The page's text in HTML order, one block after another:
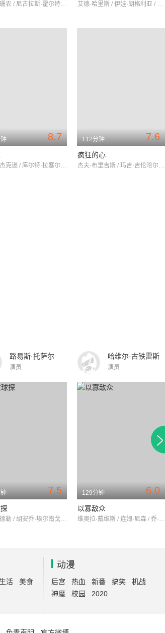
迈克尔·珊农 / 尼古拉斯·霍尔特 / 艾丽·范宁 艾德·哈里斯 / 伊娃·朗格利亚 / 迈克尔·佩纳
8.7
塞缪尔·杰克逊 / 库尔特·拉塞尔 / 詹妮弗·杰森·李
7.6
112分钟
疯狂的心
杰夫·布里吉斯 / 玛吉·吉伦哈尔 / 科林·法瑞尔
路易斯·托萨尔
演员
哈维尔·古铁雷斯
演员
7.5
亚当·桑德勒 / 胡安乔·埃尔南戈麦斯 / 罗伯特·杜瓦尔
6.0
129分钟
以寡敌众
维奥拉·戴维斯 / 连姆·尼森 / 乔·博恩瑟
生活
美食
动漫
后宫 热血 新番 搞笑
机战
神魔
校园 2020